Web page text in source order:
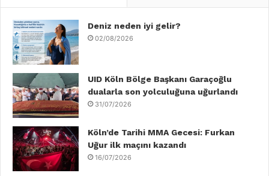
b
o
o
k
t
r
e
I
n
u
e
r
Deniz neden iyi gelir?
02/08/2026
UID Köln Bölge Başkanı Garaçoğlu
dualarla son yolculuğuna uğurlandı
31/07/2026
Köln’de Tarihi MMA Gecesi: Furkan
Uğur ilk maçını kazandı
16/07/2026